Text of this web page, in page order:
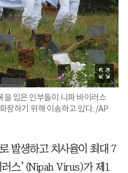
입은 인부들이 니파 바이러스
장하기 위해 이송하고 있다. /AP
발생하고 치사율이 최대 7
스’(Nipah Virus)가 제1